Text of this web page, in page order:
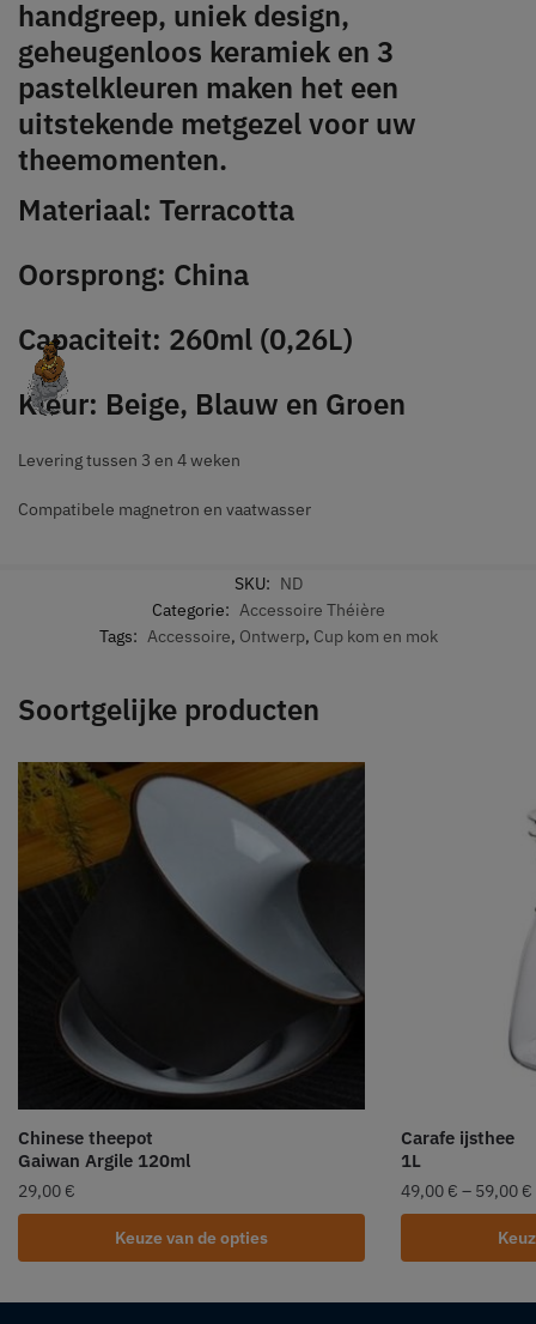
handgreep, uniek design,
geheugenloos keramiek en 3
pastelkleuren maken het een
uitstekende metgezel voor uw
theemomenten.
Materiaal: Terracotta
Oorsprong: China
Capaciteit: 260ml (0,26L)
Kleur: Beige, Blauw en Groen
Levering tussen 3 en 4 weken
Compatibele magnetron en vaatwasser
SKU: ND
Categorie: Accessoire Théière
Tags: Accessoire, Ontwerp, Cup kom en mok
Soortgelijke producten
Chinese theepot
Gaiwan Argile 120ml
29,00 €
Keuze van de opties
Carafe ijsthee
1L
49,00 € – 59,00 €